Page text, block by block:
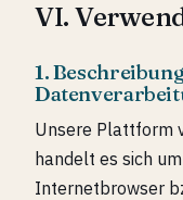
VI.
1.
Unsere Plattform
handelt es sich
Internetbrowser